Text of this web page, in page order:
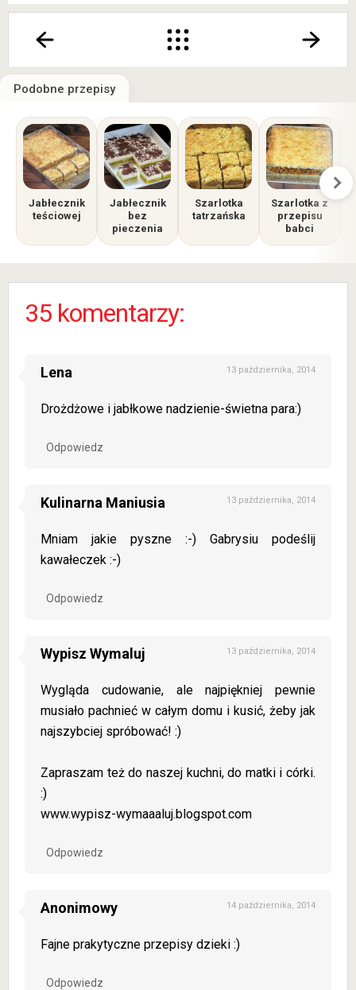
Podobne przepisy
Jabłecznik
teściowej
Jabłecznik
bez
pieczenia
Szarlotka
tatrzańska
Szarlotka z
przepisu
babci
35 komentarzy:
Lena 13 października, 2014
Drożdżowe i jabłkowe nadzienie-świetna para:)
Odpowiedz
Kulinarna Maniusia 13 października, 2014
Mniam jakie pyszne :-) Gabrysiu podeślij
kawałeczek :-)
Odpowiedz
Wypisz Wymaluj 13 października, 2014
Wygląda cudowanie, ale najpiękniej pewnie
musiało pachnieć w całym domu i kusić, żeby jak
najszybciej spróbować! :)
Zapraszam też do naszej kuchni, do matki i córki.
:)
www.wypisz-wymaaaluj.blogspot.com
Odpowiedz
Anonimowy 14 października, 2014
Fajne prakytyczne przepisy dzieki :)
Odpowiedz